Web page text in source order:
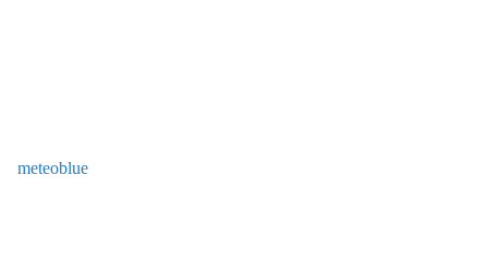
meteoblue